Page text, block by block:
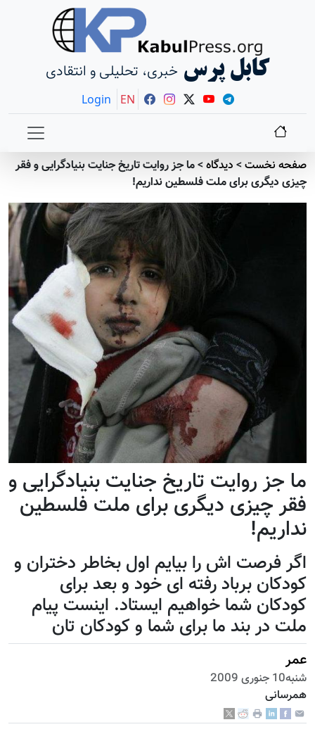
کابل پرس خبری، تحلیلی و انتقادی
Login EN
صفحه نخست> دیدگاه>ما جز روایت تاریخ جنایت بنیادگرایی و فقر
چیزی دیگری برای ملت فلسطین نداریم!
ما جز روایت تاریخ جنایت بنیادگرایی و
فقر چیزی دیگری برای ملت فلسطین
نداریم!
اگر فرصت اش را بیایم اول بخاطر دختران و
کودکان برباد رفته ای خود و بعد برای
کودکان شما خواهیم ایستاد. اینست پیام
ملت در بند ما برای شما و کودکان تان
عمر
شنبه10 جنوری 2009
همرسانی